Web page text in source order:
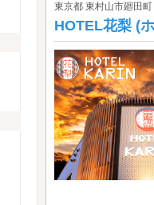
東京都 東村山市廻田町
HOTEL花梨 (